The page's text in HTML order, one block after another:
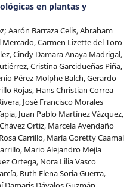
en plantas y
Aarón Barraza Celis, Abraham
Carmen Lizette del Toro
Cindy Damara Anaya Madrigal,
Cristina Garcidueñas Piña,
Pérez Molphe Balch, Gerardo
Rojas, Hans Christian Correa
José Francisco Morales
Juan Pablo Martínez Vázquez,
Ortiz, Marcela Avendaño
Carrillo, María Goretty Caamal
Mario Alejandro Mejía
Ortega, Nora Lilia Vasco
Ruth Elena Soria Guerra,